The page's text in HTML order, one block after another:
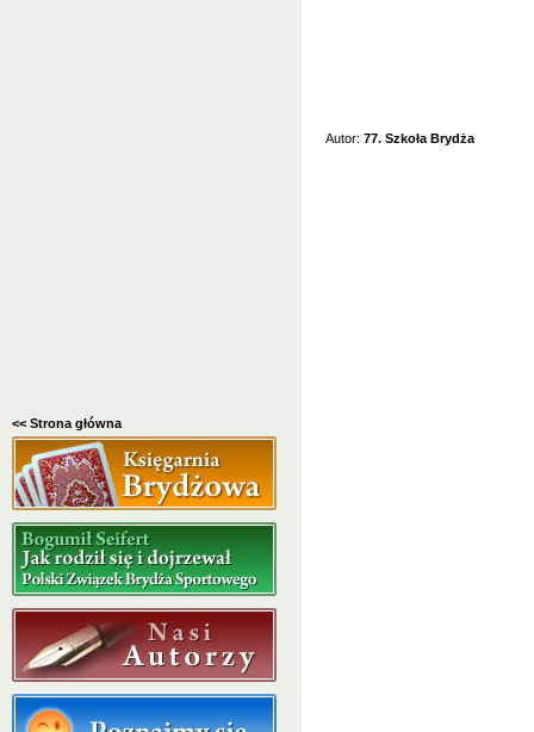
<< Strona główna
Autor: 77. Szkoła Brydża